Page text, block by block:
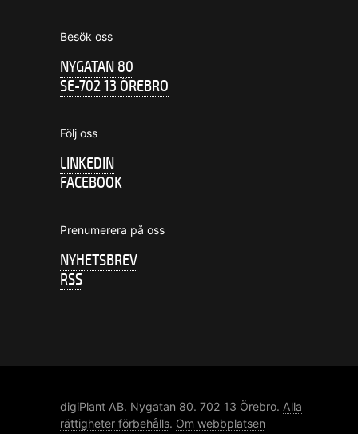
Besök oss
NYGATAN 80
SE-702 13 ÖREBRO
Följ oss
LINKEDIN
FACEBOOK
Prenumerera på oss
NYHETSBREV
RSS
digiPlant AB. Nygatan 80. 702 13 Örebro. Alla
rättigheter förbehålls. Om webbplatsen